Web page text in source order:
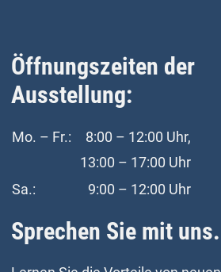
Öffnungszeiten der
Ausstellung:
Mo. – Fr.:
8:00 – 12:00 Uhr,
13:00 – 17:00 Uhr
Sa.:
9:00 – 12:00 Uhr
Sprechen Sie mit uns.